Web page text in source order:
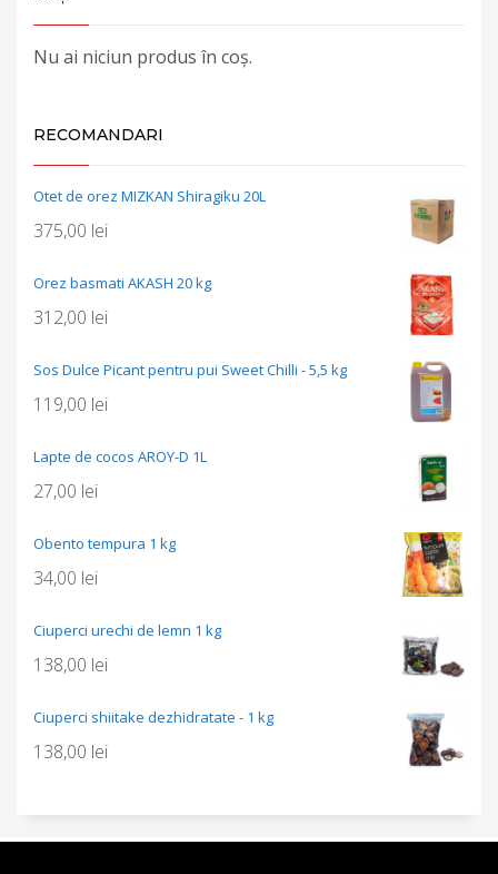
Nu ai niciun produs în coș.
RECOMANDARI
Otet de orez MIZKAN Shiragiku 20L
375,00 lei
Orez basmati AKASH 20 kg
312,00 lei
Sos Dulce Picant pentru pui Sweet Chilli - 5,5 kg
119,00 lei
Lapte de cocos AROY-D 1L
27,00 lei
Obento tempura 1 kg
34,00 lei
Ciuperci urechi de lemn 1 kg
138,00 lei
Ciuperci shiitake dezhidratate - 1 kg
138,00 lei